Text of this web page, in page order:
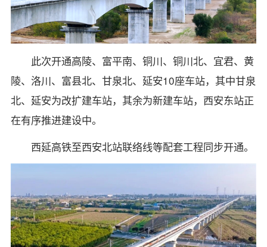
此次开通高陵、富平南、铜川、铜川北、宜君、黄
陵、洛川、富县北、甘泉北、延安10座车站，其中甘泉
北、延安为改扩建车站，其余为新建车站，西安东站正
在有序推进建设中。
西延高铁至西安北站联络线等配套工程同步开通。